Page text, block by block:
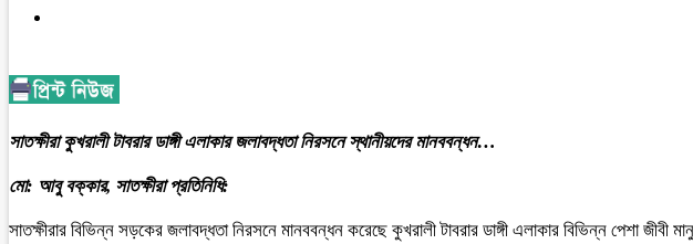
সাতক্ষীরা কুখরালী টাবরার ডাঙ্গী এলাকার জলাবদ্ধতা নিরসনে স্থানীয়দের মানববন্ধন…
মো: আবু বক্কার, সাতক্ষীরা প্রতিনিধি:
সাতক্ষীরার বিভিন্ন সড়কের জলাবদ্ধতা নিরসনে মানববন্ধন করেছে কুখরালী টাবরার ডাঙ্গী এলাকার বিভিন্ন পেশা জীবী